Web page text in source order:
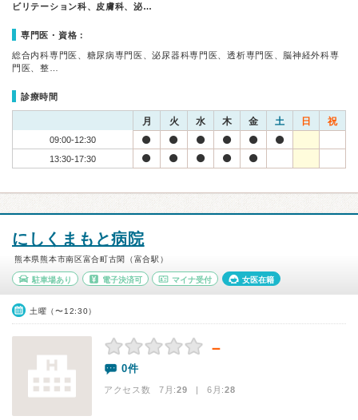
ビリテーション科、皮膚科、泌…
専門医・資格：
総合内科専門医、糖尿病専門医、泌尿器科専門医、透析専門医、脳神経外科専
門医、整…
診療時間
月 火 水 木 金 土 日 祝
09:00-12:30
13:30-17:30
にしくまもと病院
熊本県熊本市南区富合町古閑（富合駅）
駐車場あり 電子決済可 マイナ受付 女医在籍
土曜（〜12:30）
－
0件
アクセス数 7月:29 | 6月:28